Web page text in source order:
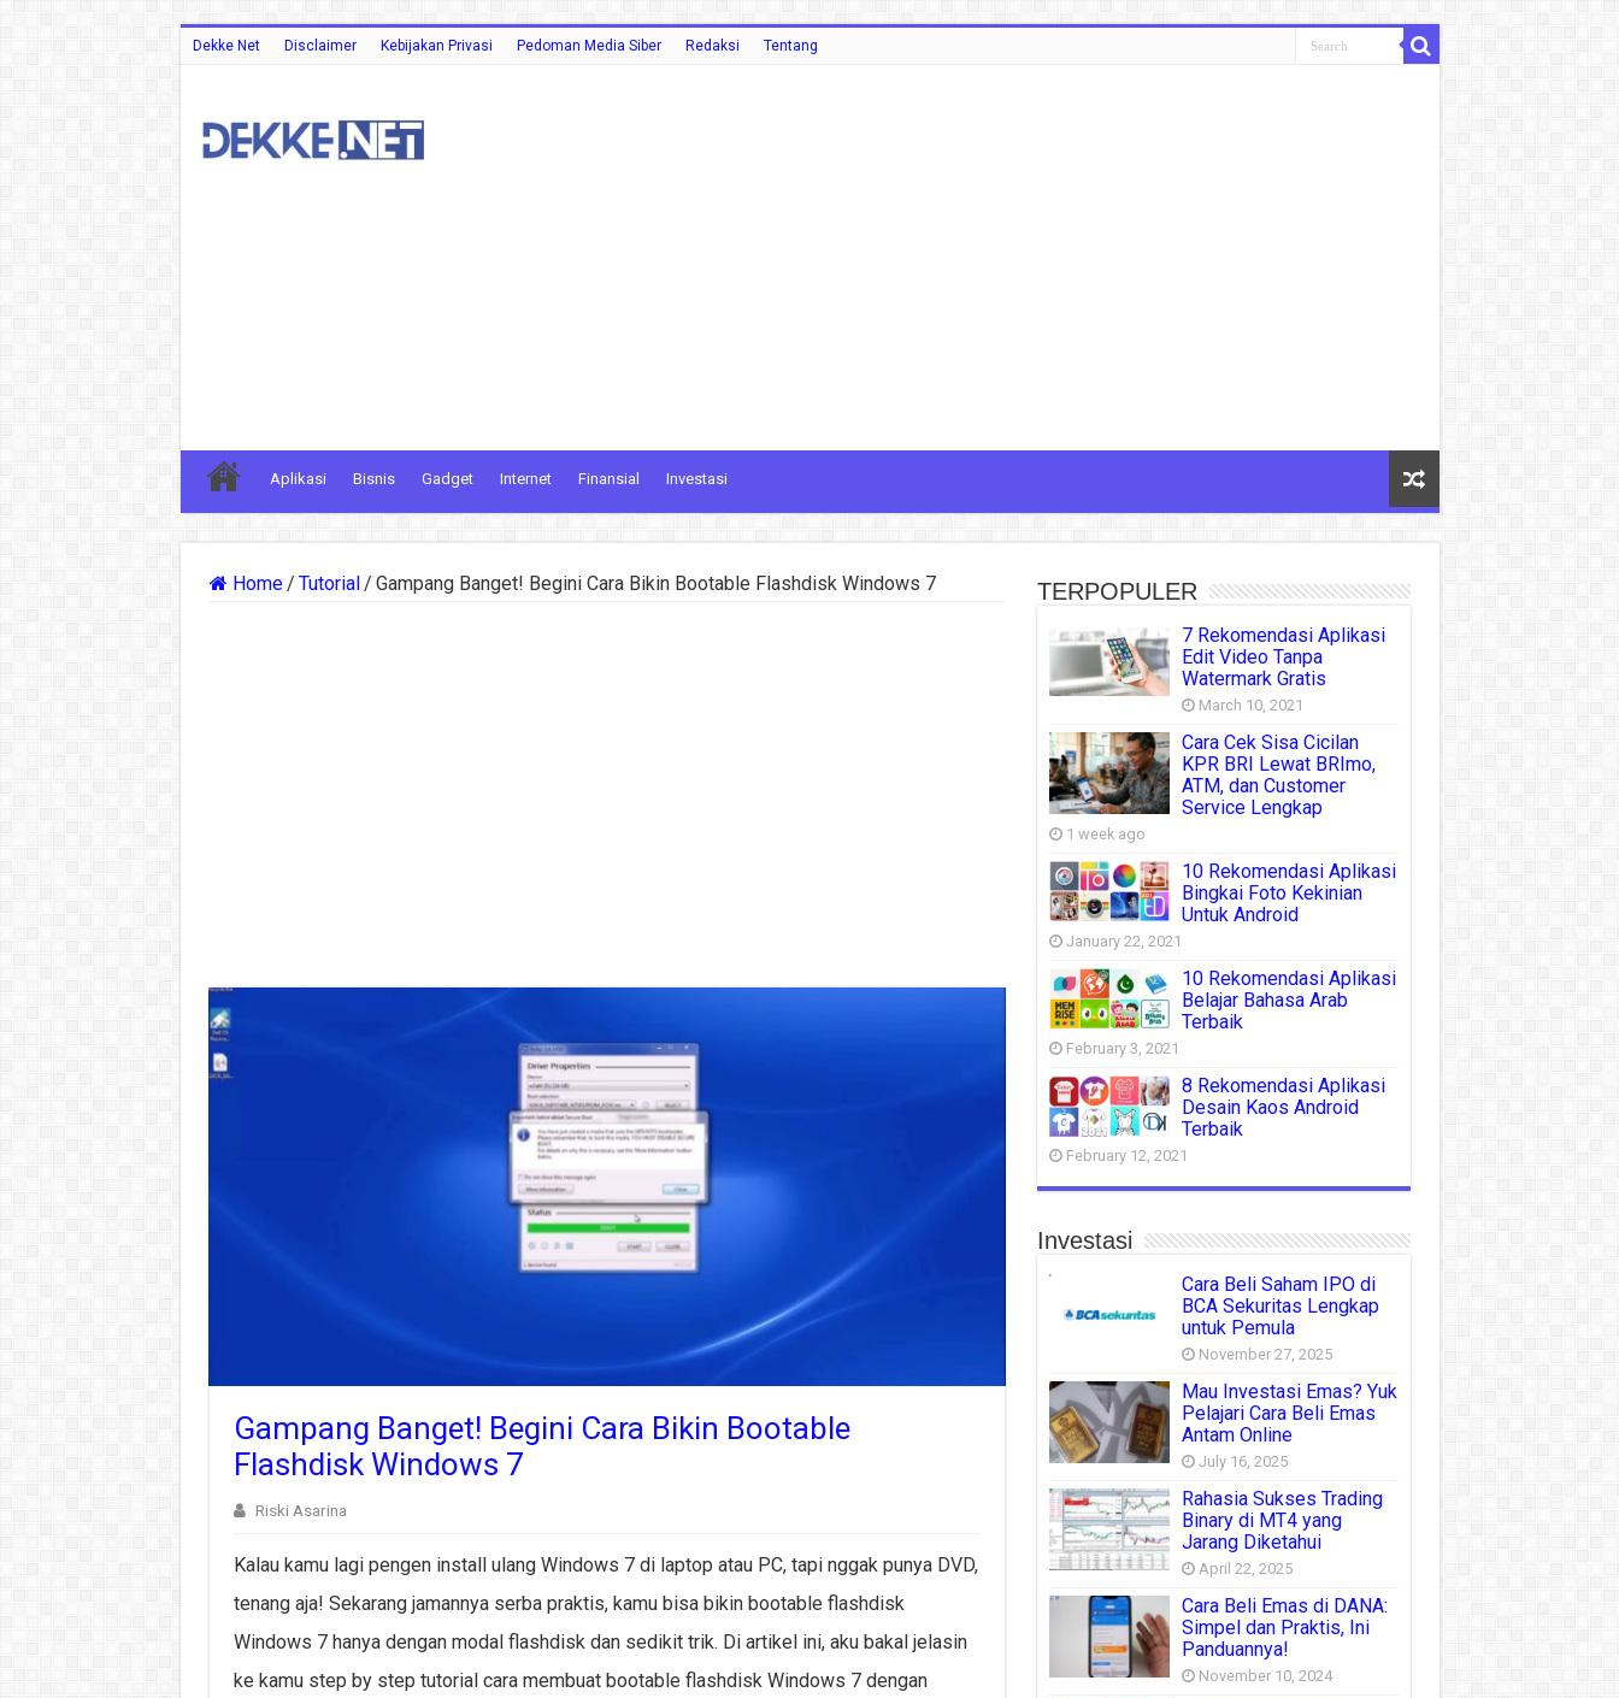
Dekke Net Disclaimer Kebijakan Privasi Pedoman Media Siber Redaksi Tentang
Aplikasi Bisnis Gadget Internet Finansial Investasi
Home/ Tutorial/ Gampang Banget! Begini Cara Bikin Bootable Flashdisk Windows 7
Gampang Banget! Begini Cara Bikin Bootable
Flashdisk Windows 7
Riski Asarina
Kalau kamu lagi pengen install ulang Windows 7 di laptop atau PC, tapi nggak punya DVD,
tenang aja! Sekarang jamannya serba praktis, kamu bisa bikin bootable flashdisk
Windows 7 hanya dengan modal flashdisk dan sedikit trik. Di artikel ini, aku bakal jelasin
ke kamu step by step tutorial cara membuat bootable flashdisk Windows 7 dengan
TERPOPULER
7 Rekomendasi Aplikasi
Edit Video Tanpa
Watermark Gratis
March 10, 2021
Cara Cek Sisa Cicilan
KPR BRI Lewat BRImo,
ATM, dan Customer
Service Lengkap
1 week ago
10 Rekomendasi Aplikasi
Bingkai Foto Kekinian
Untuk Android
January 22, 2021
10 Rekomendasi Aplikasi
Belajar Bahasa Arab
Terbaik
February 3, 2021
8 Rekomendasi Aplikasi
Desain Kaos Android
Terbaik
February 12, 2021
Investasi
Cara Beli Saham IPO di
BCA Sekuritas Lengkap
untuk Pemula
November 27, 2025
Mau Investasi Emas? Yuk
Pelajari Cara Beli Emas
Antam Online
July 16, 2025
Rahasia Sukses Trading
Binary di MT4 yang
Jarang Diketahui
April 22, 2025
Cara Beli Emas di DANA:
Simpel dan Praktis, Ini
Panduannya!
November 10, 2024